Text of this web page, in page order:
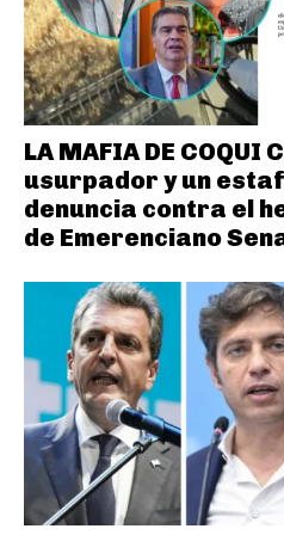
LA MAFIA DE COQUI
usurpador y un
denuncia contra el
de Emerenciano